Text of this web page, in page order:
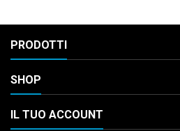
PRODOTTI
SHOP
IL TUO ACCOUNT